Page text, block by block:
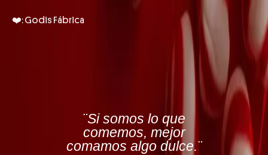
❤️: Godis Fábrica
¨Si somos lo que
comemos, mejor
comamos algo dulce.¨